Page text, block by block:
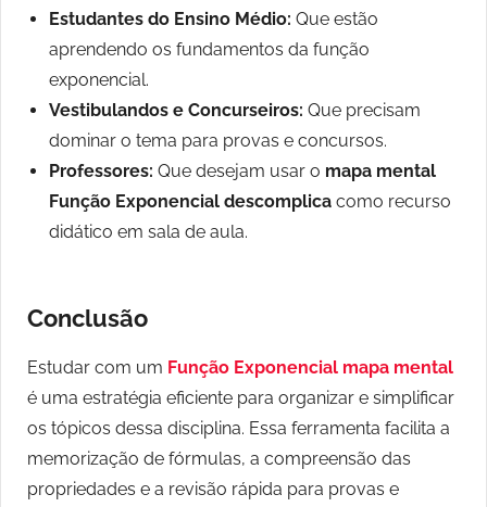
Estudantes do Ensino Médio: Que estão
aprendendo os fundamentos da função
exponencial.
Vestibulandos e Concurseiros: Que precisam
dominar o tema para provas e concursos.
Professores: Que desejam usar o mapa mental
Função Exponencial descomplica como recurso
didático em sala de aula.
Conclusão
Estudar com um Função Exponencial mapa mental
é uma estratégia eficiente para organizar e simplificar
os tópicos dessa disciplina. Essa ferramenta facilita a
memorização de fórmulas, a compreensão das
propriedades e a revisão rápida para provas e